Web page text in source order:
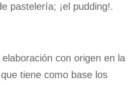
pastelería; ¡el pudding!.
con origen en la
tiene como base los